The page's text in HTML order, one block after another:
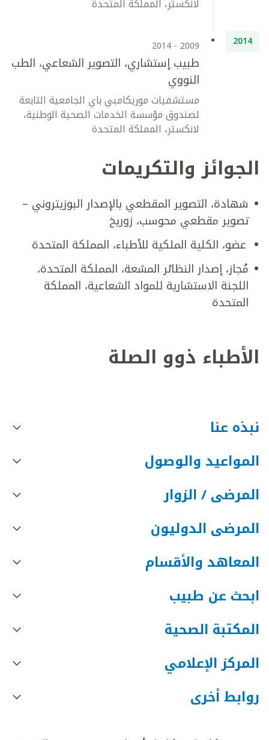
لانكستر، المملكة المتحدة
2014
2009 - 2014
طبيب إستشاري، التصوير الشعاعي، الطب
النووي
مستشفيات موريكامبي باي الجامعية التابعة
لصندوق مؤسسة الخدمات الصحية الوطنية،
لانكستر، المملكة المتحدة
الجوائز والتكريمات
شهادة، التصوير المقطعي بالإصدار البوزيتروني –
تصوير مقطعي محوسب، زوريخ
عضو، الكلية الملكية للأطباء، المملكة المتحدة
مُجاز، إصدار النظائر المشعة، المملكة المتحدة،
اللجنة الاستشارية للمواد الشعاعية، المملكة
المتحدة
الأطباء ذوو الصلة
نبذه عنا
المواعيد والوصول
المرضى / الزوار
المرضى الدوليون
المعاهد والأقسام
ابحث عن طبيب
المكتبة الصحية
المركز الإعلامي
روابط أخرى